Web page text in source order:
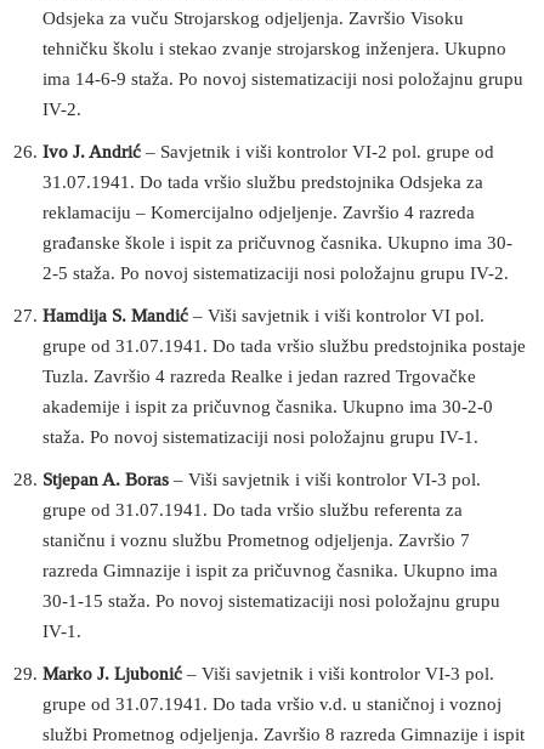
Odsjeka za vuču Strojarskog odjeljenja. Završio Visoku
tehničku školu i stekao zvanje strojarskog inženjera. Ukupno
ima 14-6-9 staža. Po novoj sistematizaciji nosi položajnu grupu
IV-2.
Ivo J. Andrić – Savjetnik i viši kontrolor VI-2 pol. grupe od
31.07.1941. Do tada vršio službu predstojnika Odsjeka za
reklamaciju – Komercijalno odjeljenje. Završio 4 razreda
građanske škole i ispit za pričuvnog časnika. Ukupno ima 30-
2-5 staža. Po novoj sistematizaciji nosi položajnu grupu IV-2.
Hamdija S. Mandić – Viši savjetnik i viši kontrolor VI pol.
grupe od 31.07.1941. Do tada vršio službu predstojnika postaje
Tuzla. Završio 4 razreda Realke i jedan razred Trgovačke
akademije i ispit za pričuvnog časnika. Ukupno ima 30-2-0
staža. Po novoj sistematizaciji nosi položajnu grupu IV-1.
Stjepan A. Boras – Viši savjetnik i viši kontrolor VI-3 pol.
grupe od 31.07.1941. Do tada vršio službu referenta za
staničnu i voznu službu Prometnog odjeljenja. Završio 7
razreda Gimnazije i ispit za pričuvnog časnika. Ukupno ima
30-1-15 staža. Po novoj sistematizaciji nosi položajnu grupu
IV-1.
Marko J. Ljubonić – Viši savjetnik i viši kontrolor VI-3 pol.
grupe od 31.07.1941. Do tada vršio v.d. u staničnoj i voznoj
službi Prometnog odjeljenja. Završio 8 razreda Gimnazije i ispit